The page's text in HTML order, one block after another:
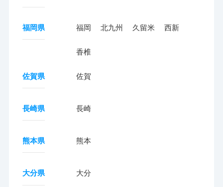
福岡県 福岡 北九州 久留米 西新
香椎
佐賀県 佐賀
長崎県 長崎
熊本県 熊本
大分県 大分